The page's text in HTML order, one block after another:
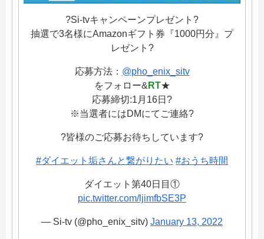
?Si-tvキャンペーンプレゼント?
抽選で3名様にAmazonギフト券『1000円分』プ
レゼント?
応募方法： @pho_enix_sitv
をフォロー& RT★
応募締切:1月16日?
※当選者にはDMにてご連絡?
?皆様のご応募お待ちしています?
#ダイエット垢さんと繋がりたい #おうち時間
ダイエット第40日目①
pic.twitter.com/ljimfbSE3P
— Si-tv (@pho_enix_sitv) January 13, 2022